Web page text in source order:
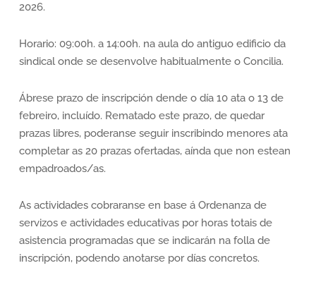
2026.
Horario: 09:00h. a 14:00h. na aula do antiguo edificio da
sindical onde se desenvolve habitualmente o Concilia.
Ábrese prazo de inscripción dende o día 10 ata o 13 de
febreiro, incluído. Rematado este prazo, de quedar
prazas libres, poderanse seguir inscribindo menores ata
completar as 20 prazas ofertadas, aínda que non estean
empadroados/as.
As actividades cobraranse en base á Ordenanza de
servizos e actividades educativas por horas totais de
asistencia programadas que se indicarán na folla de
inscripción, podendo anotarse por días concretos.